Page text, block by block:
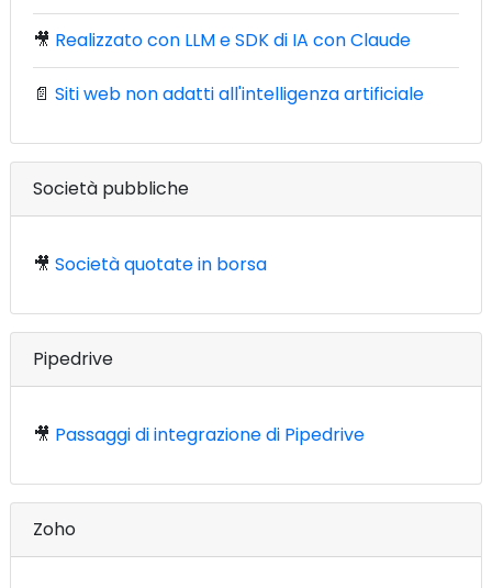
🎥 Realizzato con LLM e SDK di IA con Claude
📄 Siti web non adatti all'intelligenza artificiale
Società pubbliche
🎥 Società quotate in borsa
Pipedrive
🎥 Passaggi di integrazione di Pipedrive
Zoho